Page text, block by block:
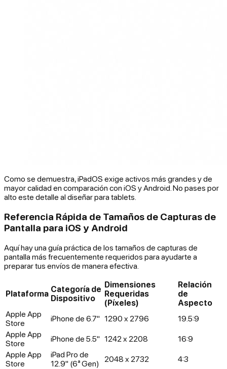
Como se demuestra, iPadOS exige activos más grandes y de
mayor calidad en comparación con iOS y Android. No pases por
alto este detalle al diseñar para tablets.
Referencia Rápida de Tamaños de Capturas de
Pantalla para iOS y Android
Aquí hay una guía práctica de los tamaños de capturas de
pantalla más frecuentemente requeridos para ayudarte a
preparar tus envíos de manera efectiva.
Plataforma Categoría de
Dispositivo
Dimensiones
Requeridas
(Píxeles)
Relación
de
Aspecto
Apple App
Store
iPhone de 6.7" 1290 x 2796
19.5:9
Apple App
Store
iPhone de 5.5" 1242 x 2208
16:9
Apple App
Store
iPad Pro de
12.9" (6ª Gen)
2048 x 2732
4:3